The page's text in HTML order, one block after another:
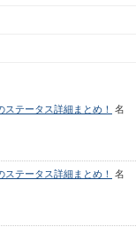
テータス詳細まとめ！
名
テータス詳細まとめ！
名